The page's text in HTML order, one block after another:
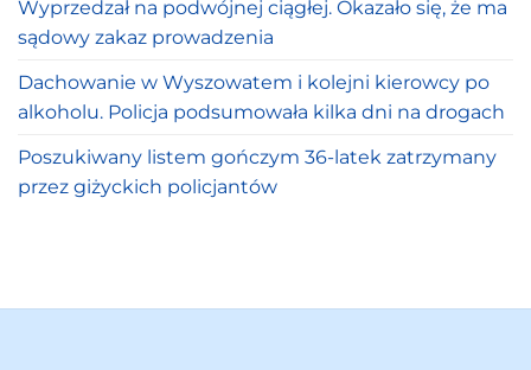
Wyprzedzał na podwójnej ciągłej. Okazało się, że ma
sądowy zakaz prowadzenia
Dachowanie w Wyszowatem i kolejni kierowcy po
alkoholu. Policja podsumowała kilka dni na drogach
Poszukiwany listem gończym 36-latek zatrzymany
przez giżyckich policjantów